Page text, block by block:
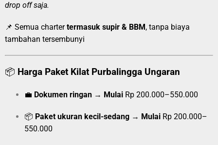
drop off saja.
📌 Semua chartertermasuk supir & BBM , tanpa biaya
tambahan tersembunyi
📦 Harga Paket Kilat Purbalingga Ungaran
💼 Dokumen ringan → Mulai Rp 200.000–550.000
📦 Paket ukuran kecil-sedang → Mulai Rp 200.000–
550.000